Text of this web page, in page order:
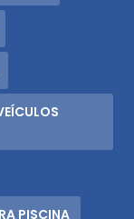
PISCINA